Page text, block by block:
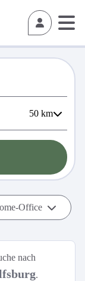
50 km
Office
nach
.